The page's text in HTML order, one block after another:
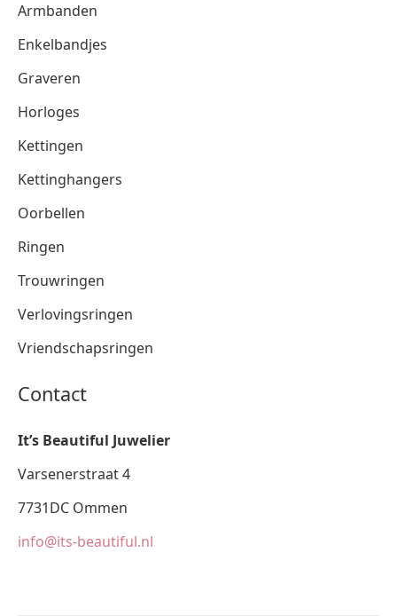
Armbanden
Enkelbandjes
Graveren
Horloges
Kettingen
Kettinghangers
Oorbellen
Ringen
Trouwringen
Verlovingsringen
Vriendschapsringen
Contact
It’s Beautiful Juwelier
Varsenerstraat 4
7731DC Ommen
info@its-beautiful.nl